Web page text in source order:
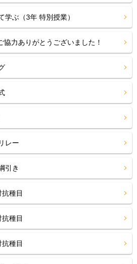
学ぶ（3年 特別授業）
力ありがとうございました！
レー
引き
種目
種目
種目